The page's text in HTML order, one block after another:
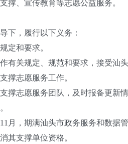
、宣传教育等志愿公益服务。
，履行以下义务：
定和要求。
关规定、规范和要求，接受汕
撑志愿服务工作。
志愿服务团队，及时报备更新
，期满汕头市政务服务和数据
其支撑单位资格。